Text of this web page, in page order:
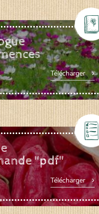
Télécharger
"pdf"
Télécharger